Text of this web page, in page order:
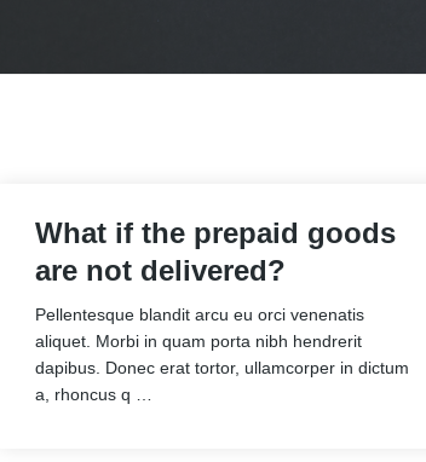
What if the prepaid goods
are not delivered?
Pellentesque blandit arcu eu orci venenatis
aliquet. Morbi in quam porta nibh hendrerit
dapibus. Donec erat tortor, ullamcorper in dictum
a, rhoncus q …